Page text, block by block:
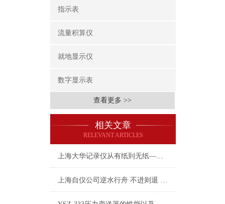
指示表
流量积算仪
就地显示仪
数字显示表
查看更多 >>
相关文章
RELEVANT ARTICLES
上海大华记录仪从有纸到无纸——逐步走向的记录仪
上海自仪公司逆水行舟 不进则退 对于仪器仪表企业来说同样如此！